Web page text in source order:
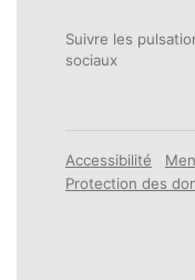
Suivre les
sociaux
Accessibilité
Protection des